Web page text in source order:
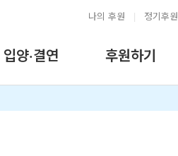
나의 후원 | 정기후원
입양·결연 후원하기